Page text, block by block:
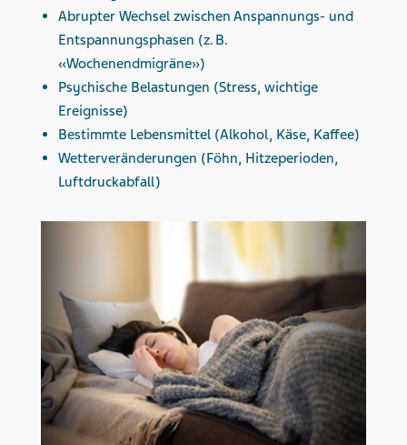
Abrupter Wechsel zwischen Anspannungs- und
Entspannungsphasen (z. B.
«Wochenendmigräne»)
Psychische Belastungen (Stress, wichtige
Ereignisse)
Bestimmte Lebensmittel (Alkohol, Käse, Kaffee)
Wetterveränderungen (Föhn, Hitzeperioden,
Luftdruckabfall)